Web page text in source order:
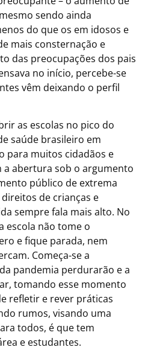
sendo ainda
do que os em idosos e
mais consternação e
das preocupações dos pais
no início, percebe-se
vêm deixando o perfil
as escolas no pico do
saúde brasileiro em
para muitos cidadãos e
abertura sob o argumento
público de extrema
de crianças e
sempre fala mais alto. No
escola não tome o
e fique parada, nem
Começa-se a
pandemia perdurarão e a
tomando esse momento
refletir e rever práticas
rumos, visando uma
todos, é que tem
e estudantes.